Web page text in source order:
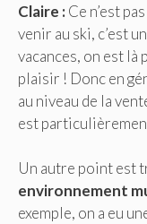
Claire :Ce n’est
venir au ski, c’est
vacances, on est là
plaisir ! Donc en
au niveau de la
est
Un autre point est
environnement
exemple, on a eu